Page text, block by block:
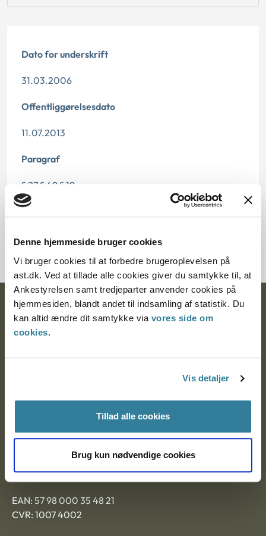
Denne hjemmeside bruger cookies
Vi bruger cookies til at forbedre brugeroplevelsen på
ast.dk. Ved at tillade alle cookies giver du samtykke til, at
Ankestyrelsen samt tredjeparter anvender cookies på
hjemmesiden, blandt andet til indsamling af statistik. Du
kan altid ændre dit samtykke via vores side om
cookies.
Vis detaljer
Tillad alle cookies
Brug kun nødvendige cookies
Dato for underskrift
31.03.2006
Offentliggørelsesdato
11.07.2013
Paragraf
§ 27 § 49 § 19
Journalnummer
2000594-05
Ankestyrelsen
Postadresse:
Nytorv 7, 2. sal
Ankestyrelsen Aalborg
Ankestyrelsen København
EAN: 57 98 000 35 48 21
CVR: 1007 4002